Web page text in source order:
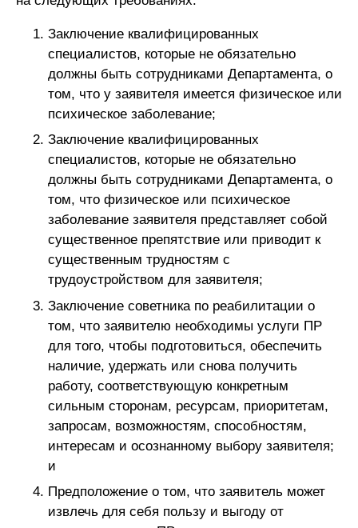
Заключение квалифицированных
специалистов, которые не обязательно
должны быть сотрудниками Департамента, о
том, что у заявителя имеется физическое или
психическое заболевание;
Заключение квалифицированных
специалистов, которые не обязательно
должны быть сотрудниками Департамента, о
том, что физическое или психическое
заболевание заявителя представляет собой
существенное препятствие или приводит к
существенным трудностям с
трудоустройством для заявителя;
Заключение советника по реабилитации о
том, что заявителю необходимы услуги ПР
для того, чтобы подготовиться, обеспечить
наличие, удержать или снова получить
работу, соответствующую конкретным
сильным сторонам, ресурсам, приоритетам,
запросам, возможностям, способностям,
интересам и осознанному выбору заявителя;
и
Предположение о том, что заявитель может
извлечь для себя пользу и выгоду от